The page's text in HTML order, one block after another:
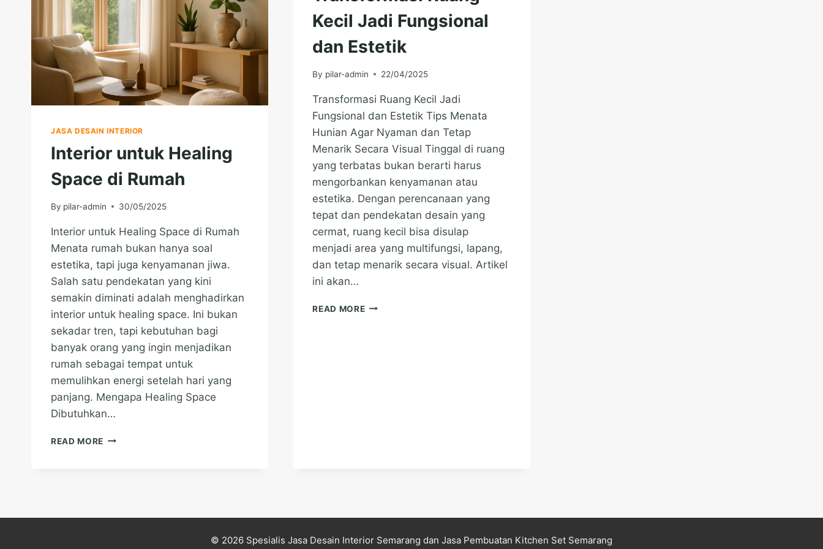
JASA DESAIN INTERIOR
Interior untuk Healing
Space di Rumah
By pilar-admin 30/05/2025
Interior untuk Healing Space di Rumah
Menata rumah bukan hanya soal
estetika, tapi juga kenyamanan jiwa.
Salah satu pendekatan yang kini
semakin diminati adalah menghadirkan
interior untuk healing space. Ini bukan
sekadar tren, tapi kebutuhan bagi
banyak orang yang ingin menjadikan
rumah sebagai tempat untuk
memulihkan energi setelah hari yang
panjang. Mengapa Healing Space
Dibutuhkan…
READ MORE INTERIOR
Kecil Jadi Fungsional
dan Estetik
By pilar-admin 22/04/2025
Transformasi Ruang Kecil Jadi
Fungsional dan Estetik Tips Menata
Hunian Agar Nyaman dan Tetap
Menarik Secara Visual Tinggal di ruang
yang terbatas bukan berarti harus
mengorbankan kenyamanan atau
estetika. Dengan perencanaan yang
tepat dan pendekatan desain yang
cermat, ruang kecil bisa disulap
menjadi area yang multifungsi, lapang,
dan tetap menarik secara visual. Artikel
ini akan…
READ MORETRANSFORMASI
© 2026 Spesialis Jasa Desain Interior Semarang dan Jasa Pembuatan Kitchen Set Semarang